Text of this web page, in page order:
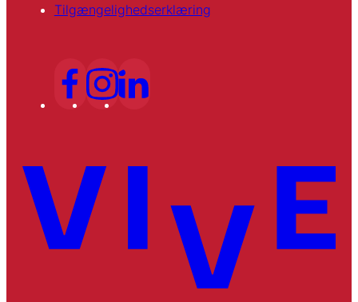
Tilgængelighedserklæring